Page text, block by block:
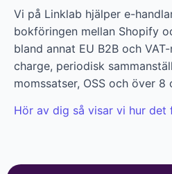
Vi på Linklab hjälper e-
bokföringen mellan Shopify
bland annat EU B2B och
charge, periodisk
momssatser, OSS och över 8
Hör av dig så visar vi hur